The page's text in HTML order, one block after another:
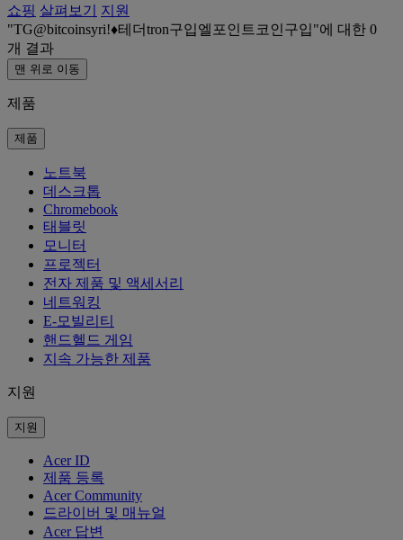
쇼핑 살펴보기
지원
TG@bitcoinsyriǃ♦테더tron구입엘포인트코인구입 에 대한 0
개 결과
맨 위로 이동
제품
제품
노트북
데스크톱
Chromebook
태블릿
모니터
프로젝터
전자 제품 및 액세서리
네트워킹
E-모빌리티
핸드헬드 게임
지속 가능한 제품
지원
지원
Acer ID
제품 등록
Acer Community
드라이버 및 매뉴얼
Acer 답변